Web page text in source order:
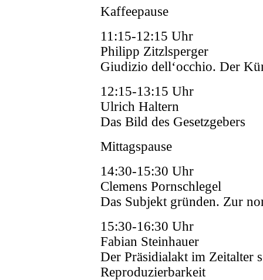
Kaffeepause
11:15-12:15 Uhr
Philipp Zitzlsperger
Giudizio dell‘occhio. Der
12:15-13:15 Uhr
Ulrich Haltern
Das Bild des Gesetzgebers
Mittagspause
14:30-15:30 Uhr
Clemens Pornschlegel
Das Subjekt gründen. Zur
15:30-16:30 Uhr
Fabian Steinhauer
Der Präsidialakt im Zeitalter
Reproduzierbarkeit